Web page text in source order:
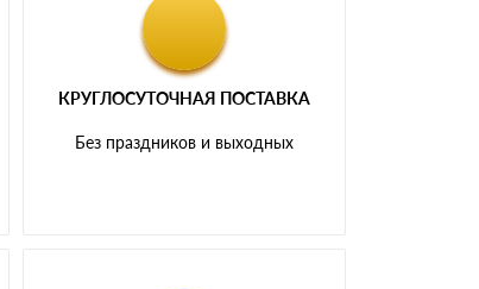
КРУГЛОСУТОЧНАЯ ПОСТАВКА
Без праздников и выходных